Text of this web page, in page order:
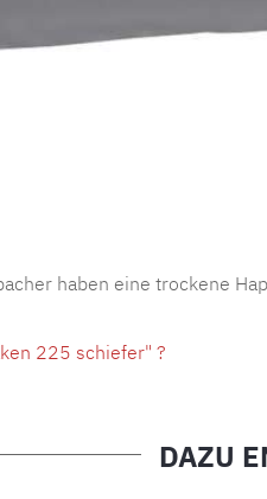
haben eine trockene
225 schiefer" ?
DAZU